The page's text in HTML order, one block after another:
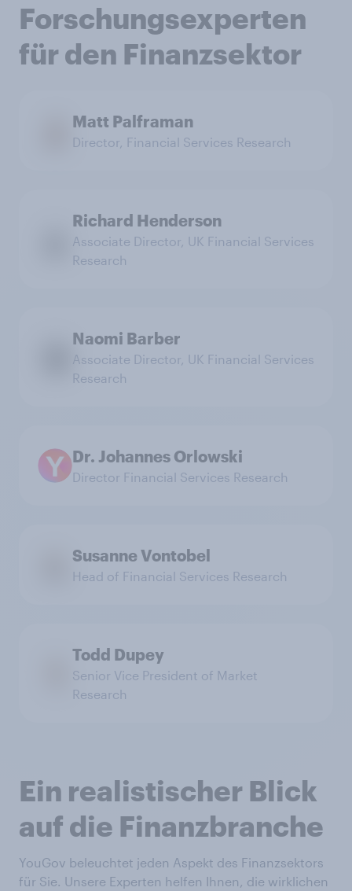
Forschungsexperten
für den Finanzsektor
Matt Palframan
Director, Financial Services Research
Richard Henderson
Associate Director, UK Financial Services
Research
Naomi Barber
Associate Director, UK Financial Services
Research
Dr. Johannes Orlowski
Director Financial Services Research
Susanne Vontobel
Head of Financial Services Research
Todd Dupey
Senior Vice President of Market
Research
Ein realistischer Blick
auf die Finanzbranche
YouGov beleuchtet jeden Aspekt des Finanzsektors
für Sie. Unsere Experten helfen Ihnen, die wirklichen